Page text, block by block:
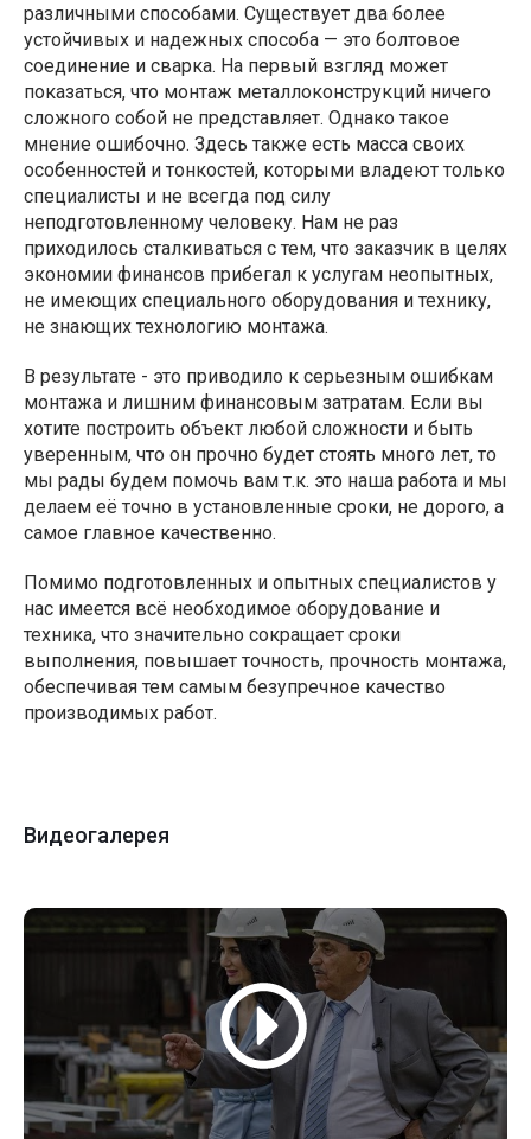
различными способами. Существует два более
устойчивых и надежных способа — это болтовое
соединение и сварка. На первый взгляд может
показаться, что монтаж металлоконструкций ничего
сложного собой не представляет. Однако такое
мнение ошибочно. Здесь также есть масса своих
особенностей и тонкостей, которыми владеют только
специалисты и не всегда под силу
неподготовленному человеку. Нам не раз
приходилось сталкиваться с тем, что заказчик в целях
экономии финансов прибегал к услугам неопытных,
не имеющих специального оборудования и технику,
не знающих технологию монтажа.
В результате - это приводило к серьезным ошибкам
монтажа и лишним финансовым затратам. Если вы
хотите построить объект любой сложности и быть
уверенным, что он прочно будет стоять много лет, то
мы рады будем помочь вам т.к. это наша работа и мы
делаем её точно в установленные сроки, не дорого, а
самое главное качественно.
Помимо подготовленных и опытных специалистов у
нас имеется всё необходимое оборудование и
техника, что значительно сокращает сроки
выполнения, повышает точность, прочность монтажа,
обеспечивая тем самым безупречное качество
производимых работ.
Видеогалерея